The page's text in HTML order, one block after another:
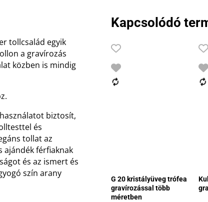
mennyiség
tollcsalád egyik
a gravírozás
közben is mindig
biztosít,
és
tollat az
ajándék férfiaknak
és az ismert és
szín arany
Kapcsolódó
G 20 kristályüveg trófea
gravírozással több
méretben